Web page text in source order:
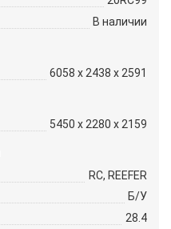
В наличии
6058 x 2438 x 2591
5450 x 2280 x 2159
RC, REEFER
Б/У
28.4